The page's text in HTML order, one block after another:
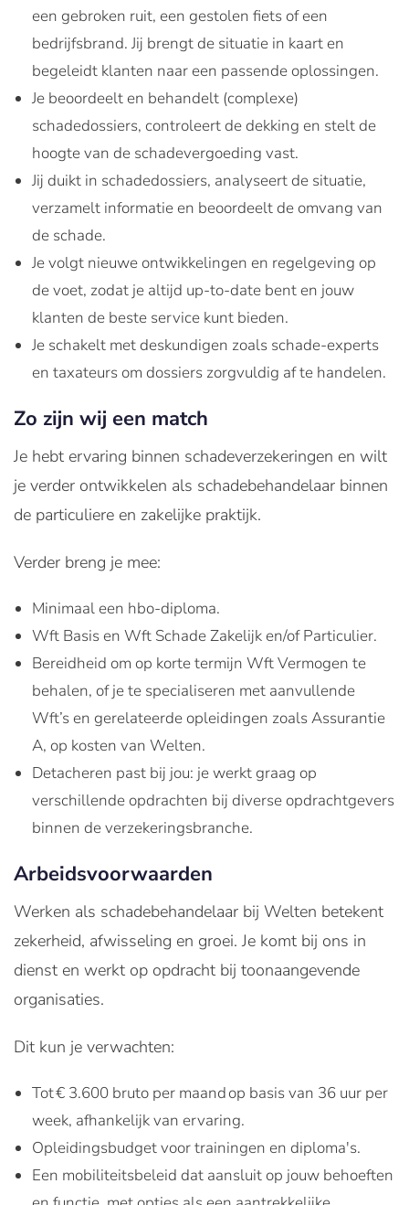
een gebroken ruit, een gestolen fiets of een
bedrijfsbrand. Jij brengt de situatie in kaart en
begeleidt klanten naar een passende oplossingen.
Je beoordeelt en behandelt (complexe)
schadedossiers, controleert de dekking en stelt de
hoogte van de schadevergoeding vast.
Jij duikt in schadedossiers, analyseert de situatie,
verzamelt informatie en beoordeelt de omvang van
de schade.
Je volgt nieuwe ontwikkelingen en regelgeving op
de voet, zodat je altijd up-to-date bent en jouw
klanten de beste service kunt bieden.
Je schakelt met deskundigen zoals schade-experts
en taxateurs om dossiers zorgvuldig af te handelen.
Zo zijn wij een match
Je hebt ervaring binnen schadeverzekeringen en wilt
je verder ontwikkelen als schadebehandelaar binnen
de particuliere en zakelijke praktijk.
Verder breng je mee:
Minimaal een hbo-diploma.
Wft Basis en Wft Schade Zakelijk en/of Particulier.
Bereidheid om op korte termijn Wft Vermogen te
behalen, of je te specialiseren met aanvullende
Wft’s en gerelateerde opleidingen zoals Assurantie
A, op kosten van Welten.
Detacheren past bij jou: je werkt graag op
verschillende opdrachten bij diverse opdrachtgevers
binnen de verzekeringsbranche.
Arbeidsvoorwaarden
Werken als schadebehandelaar bij Welten betekent
zekerheid, afwisseling en groei. Je komt bij ons in
dienst en werkt op opdracht bij toonaangevende
organisaties.
Dit kun je verwachten:
Tot € 3.600 bruto per maand op basis van 36 uur per
week, afhankelijk van ervaring.
Opleidingsbudget voor trainingen en diploma's.
Een mobiliteitsbeleid dat aansluit op jouw behoeften